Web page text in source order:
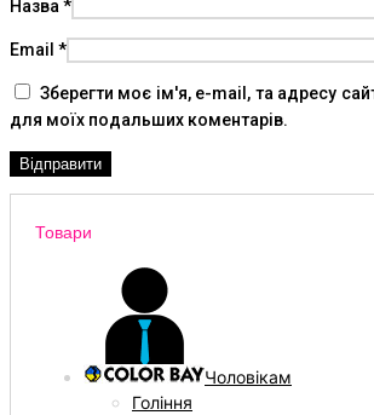
Назва *
Email *
Зберегти моє ім'я, e-mail, та адресу
для моїх подальших коментарів.
Товари
Чоловікам
Гоління